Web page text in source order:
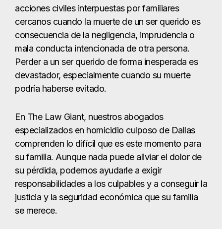
En The Law Giant, nuestros abogados
especializados en homicidio culposo de Dallas
comprenden lo difícil que es este momento para
su familia. Aunque nada puede aliviar el dolor de
su pérdida, podemos ayudarle a exigir
responsabilidades a los culpables y a conseguir la
justicia y la seguridad económica que su familia
Ley de muerte por
negligencia de Texas
El estatuto de muerte por negligencia de Texas se
encuentra enel Capítulo 71 del Código de
Práctica Civil y Recursos de Texas (§§ 71.001 -
71.012). Estas leyes describen quién puede